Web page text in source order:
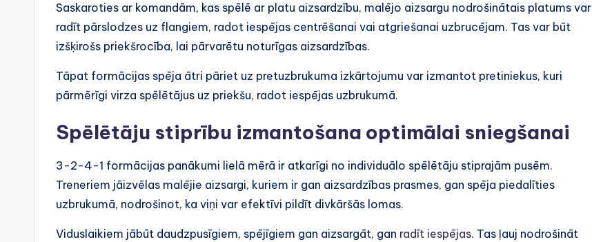
Saskaroties ar komandām, kas spēlē ar platu aizsardzību, malējo aizsargu nodrošinātais platums var
radīt pārslodzes uz flangiem, radot iespējas centrēšanai vai atgriešanai uzbrucējam. Tas var būt
izšķirošs priekšrocība, lai pārvarētu noturīgas aizsardzības.
Tāpat formācijas spēja ātri pāriet uz pretuzbrukuma izkārtojumu var izmantot pretiniekus, kuri
pārmērīgi virza spēlētājus uz priekšu, radot iespējas uzbrukumā.
Spēlētāju stiprību izmantošana optimālai sniegšanai
3-2-4-1 formācijas panākumi lielā mērā ir atkarīgi no individuālo spēlētāju stiprajām pusēm.
Treneriem jāizvēlas malējie aizsargi, kuriem ir gan aizsardzības prasmes, gan spēja piedalīties
uzbrukumā, nodrošinot, ka viņi var efektīvi pildīt divkāršās lomas.
Viduslaikiem jābūt daudzpusīgiem, spējīgiem gan aizsargāt, gan radīt iespējas. Tas ļauj nodrošināt